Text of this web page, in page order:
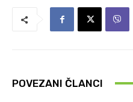
POVEZANI ČLANCI